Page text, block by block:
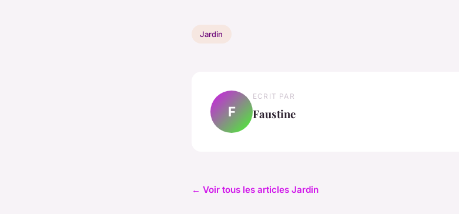
Jardin
F
ECRIT PAR
Faustine
← Voir tous les articles Jardin